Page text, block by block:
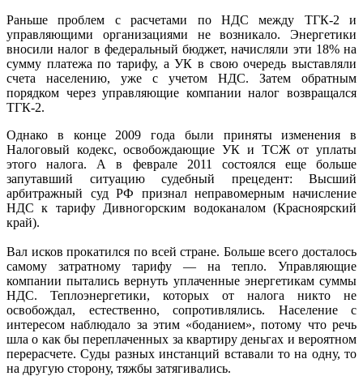
Раньше проблем с расчетами по НДС между ТГК-2 и
управляющими организациями не возникало. Энергетики
вносили налог в федеральный бюджет, начисляли эти 18% на
сумму платежа по тарифу, а УК в свою очередь выставляли
счета населению, уже с учетом НДС. Затем обратным
порядком через управляющие компании налог возвращался
ТГК-2.
Однако в конце 2009 года были приняты изменения в
Налоговый кодекс, освобождающие УК и ТСЖ от уплаты
этого налога. А в феврале 2011 состоялся еще больше
запутавший ситуацию судебный прецедент: Высший
арбитражный суд РФ признал неправомерным начисление
НДС к тарифу Дивногорским водоканалом (Красноярский
край).
Вал исков прокатился по всей стране. Больше всего досталось
самому затратному тарифу — на тепло. Управляющие
компании пытались вернуть уплаченные энергетикам суммы
НДС. Теплоэнергетики, которых от налога никто не
освобождал, естественно, сопротивлялись. Население с
интересом наблюдало за этим «боданием», потому что речь
шла о как бы переплаченных за квартиру деньгах и вероятном
перерасчете. Суды разных инстанций вставали то на одну, то
на другую сторону, тяжбы затягивались.